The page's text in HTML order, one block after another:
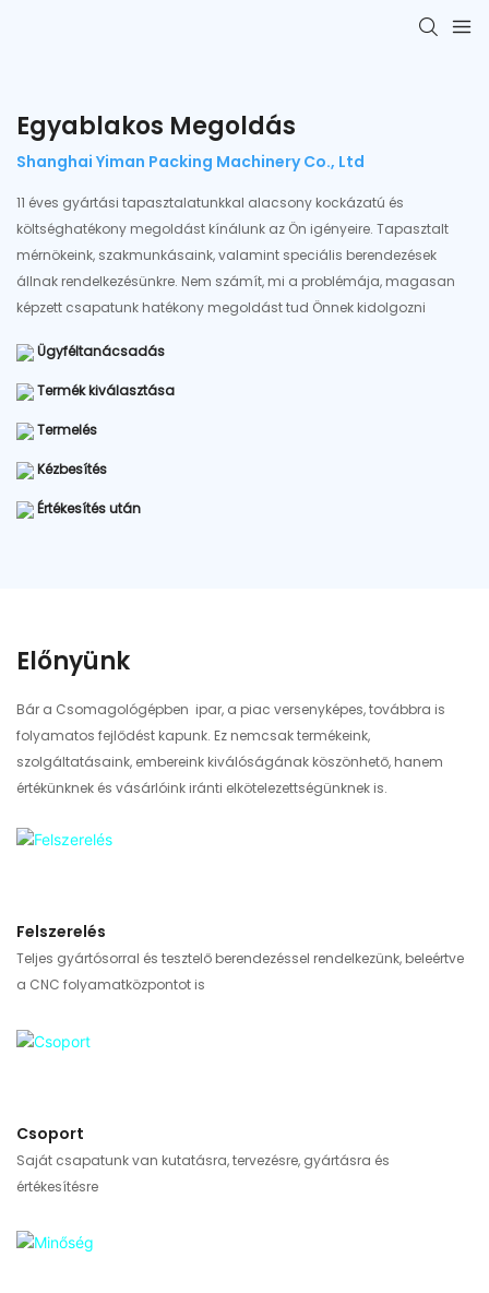
Egyablakos Megoldás
Shanghai Yiman Packing Machinery Co., Ltd
11 éves gyártási tapasztalatunkkal alacsony kockázatú és
költséghatékony megoldást kínálunk az Ön igényeire. Tapasztalt
mérnökeink, szakmunkásaink, valamint speciális berendezések
állnak rendelkezésünkre. Nem számít, mi a problémája, magasan
képzett csapatunk hatékony megoldást tud Önnek kidolgozni
Ügyféltanácsadás
Termék kiválasztása
Termelés
Kézbesítés
Értékesítés után
Előnyünk
Bár a Csomagológépben ipar, a piac versenyképes, továbbra is
folyamatos fejlődést kapunk. Ez nemcsak termékeink,
szolgáltatásaink, embereink kiválóságának köszönhető, hanem
értékünknek és vásárlóink ​​iránti elkötelezettségünknek is.
Felszerelés
Teljes gyártósorral és tesztelő berendezéssel rendelkezünk, beleértve
a CNC folyamatközpontot is
Csoport
Saját csapatunk van kutatásra, tervezésre, gyártásra és
értékesítésre